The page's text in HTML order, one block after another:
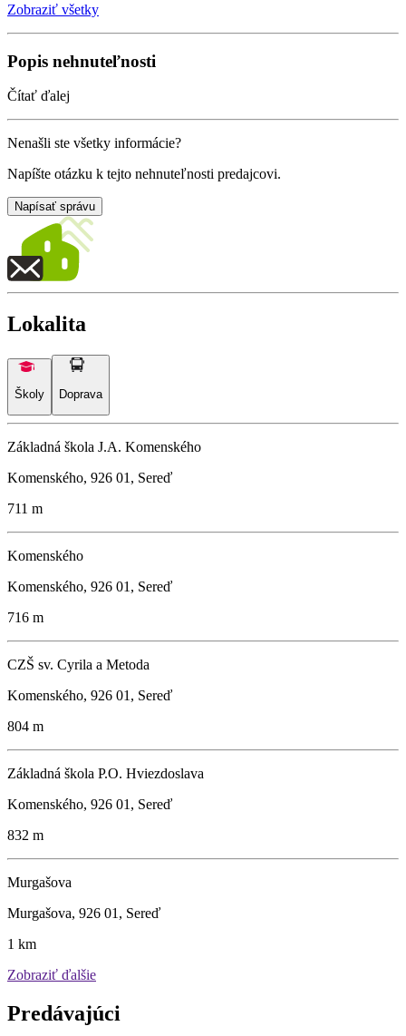
Zobraziť všetky
Popis nehnuteľnosti
Čítať ďalej
Nenašli ste všetky informácie?
Napíšte otázku k tejto nehnuteľnosti predajcovi.
Napísať správu
Lokalita
Školy Doprava
Základná škola J.A. Komenského
Komenského, 926 01, Sereď
711 m
Komenského
Komenského, 926 01, Sereď
716 m
CZŠ sv. Cyrila a Metoda
Komenského, 926 01, Sereď
804 m
Základná škola P.O. Hviezdoslava
Komenského, 926 01, Sereď
832 m
Murgašova
Murgašova, 926 01, Sereď
1 km
Zobraziť ďalšie
Predávajúci